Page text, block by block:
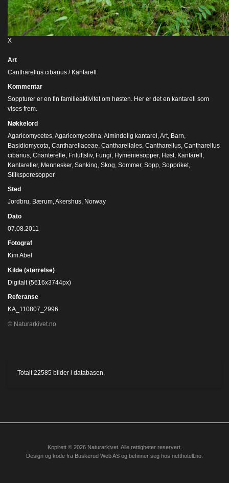
X
Art
Cantharellus cibarius / Kantarell
Kommentar
Soppturer er en fin familieaktivitet om høsten. Her er det en kantarell som
vises frem.
Nøkkelord
Agaricomycetes Agaricomycotina Almindelig kantarel Art Barn
Basidiomycota Cantharellaceae Cantharellales Cantharellus Cantharellus
cibarius Chanterelle Friluftsliv, Fungi Hymeniesopper, Høst Kantarell
Kantareller, Mennesker, Sanking Skog Sommer, Sopp Soppriket
Stilksporesopper
Sted
Jordbru, Bærum, Akershus, Norway
Dato
07.08.2011
Fotograf
Kim Abel
Kilde (størrelse)
Digitalt (5616x3744px)
Referanse
KA_110807_2996
© Naturarkivet.no
Totalt 22585 bilder i databasen.
Kopirett © 2026 Naturarkivet. Alle rettigheter reservert.
Design og kode fra Buskerud Web AS og befinner seg hos netthotell.no